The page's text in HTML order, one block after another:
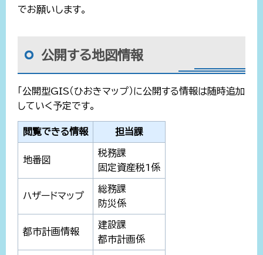
でお願いします。
公開する地図情報
「公開型GIS（ひおきマップ）に公開する情報は随時追加
していく予定です。
閲覧できる情報 担当課
地番図
税務課
固定資産税1係
ハザードマップ
総務課
防災係
都市計画情報
建設課
都市計画係